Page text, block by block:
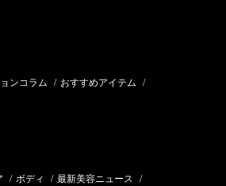
ンコラム / おすすめアイテム /
/ ボディ / 最新美容ニュース /